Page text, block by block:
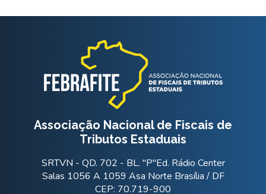
Associação Nacional de Fiscais de
Tributos Estaduais
SRTVN - QD. 702 - BL. "P"Ed. Rádio Center
Salas 1056 A 1059 Asa Norte Brasília / DF
CEP: 70.719-900